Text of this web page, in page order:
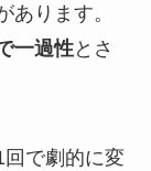
あります。
一過性とさ
回で劇的に変